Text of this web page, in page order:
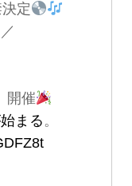
定
開催
まる。